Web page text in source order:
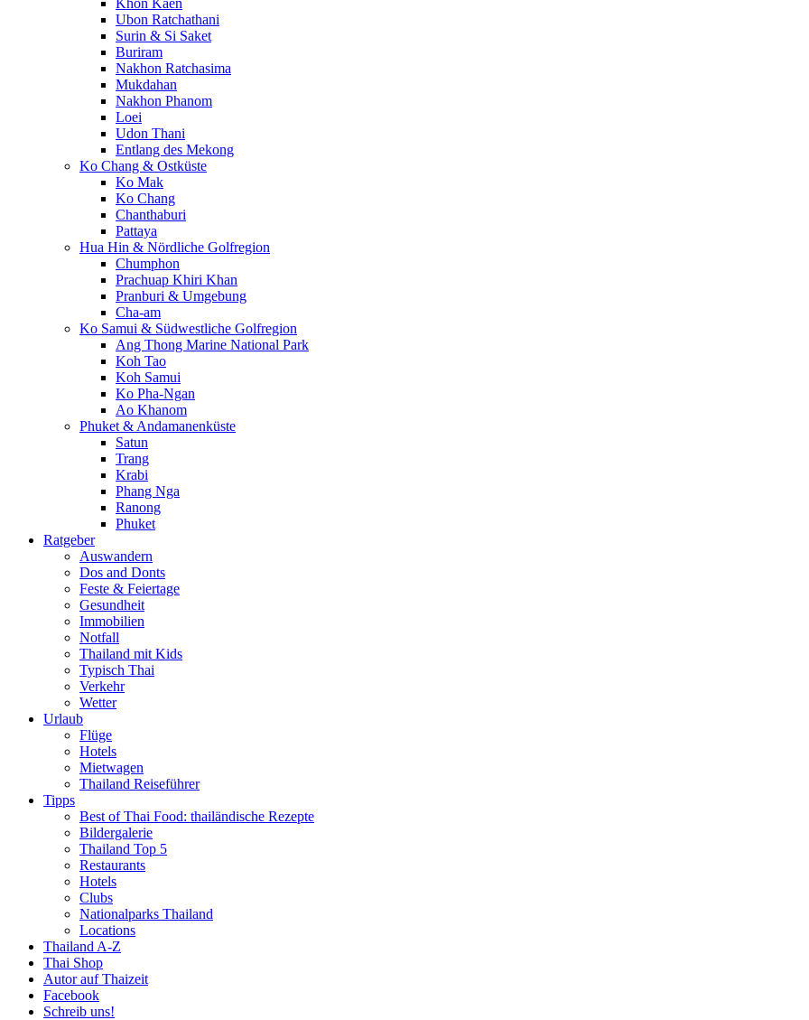
Khon Kaen
Ubon Ratchathani
Surin & Si Saket
Buriram
Nakhon Ratchasima
Mukdahan
Nakhon Phanom
Loei
Udon Thani
Entlang des Mekong
Ko Chang & Ostküste
Ko Mak
Ko Chang
Chanthaburi
Pattaya
Hua Hin & Nördliche Golfregion
Chumphon
Prachuap Khiri Khan
Pranburi & Umgebung
Cha-am
Ko Samui & Südwestliche Golfregion
Ang Thong Marine National Park
Koh Tao
Koh Samui
Ko Pha-Ngan
Ao Khanom
Phuket & Andamanenküste
Satun
Trang
Krabi
Phang Nga
Ranong
Phuket
Ratgeber
Auswandern
Dos and Donts
Feste & Feiertage
Gesundheit
Immobilien
Notfall
Thailand mit Kids
Typisch Thai
Verkehr
Wetter
Urlaub
Flüge
Hotels
Mietwagen
Thailand Reiseführer
Tipps
Best of Thai Food: thailändische Rezepte
Bildergalerie
Thailand Top 5
Restaurants
Hotels
Clubs
Nationalparks Thailand
Locations
Thailand A-Z
Thai Shop
Autor auf Thaizeit
Facebook
Schreib uns!